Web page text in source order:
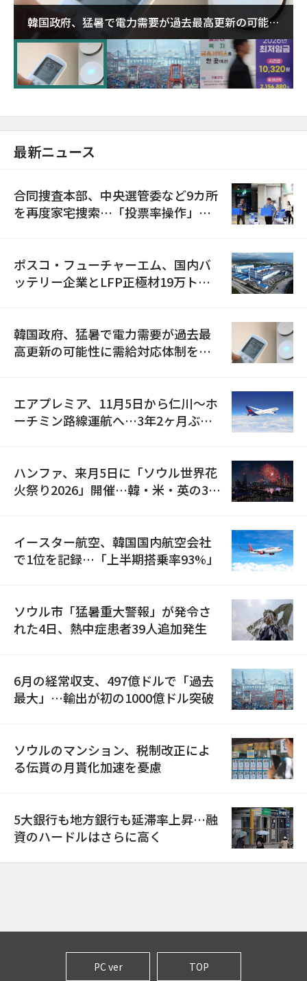
韓国政府、猛暑で電力需要が過去最高更新の可能性
に需給対応体制を点検
最新ニュース
合同捜査本部、中央選管委など9カ所
を再度家宅捜索…「投票率操作」の
ポスコ・フューチャーエム、国内バ
ッテリー企業とLFP正極材19万トン
韓国政府、猛暑で電力需要が過去最
高更新の可能性に需給対応体制を点
エアプレミア、11月5日から仁川〜ホ
ーチミン路線運航へ…3年2ヶ月ぶり
ハンファ、来月5日に「ソウル世界花
火祭り2026」開催…韓・米・英の3カ
イースター航空、韓国国内航空会社
で1位を記録…「上半期搭乗率93%」
ソウル市「猛暑重大警報」が発令さ
れた4日、熱中症患者39人追加発生
6月の経常収支、497億ドルで「過去
最大」…輸出が初の1000億ドル突破
ソウルのマンション、税制改正によ
る伝貰の月貰化加速を憂慮
5大銀行も地方銀行も延滞率上昇…融
資のハードルはさらに高く
PC ver TOP